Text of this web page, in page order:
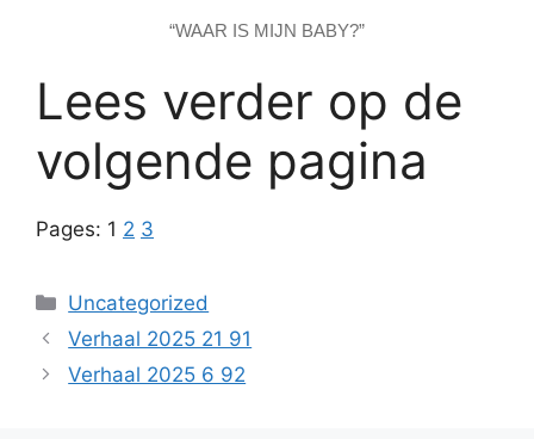
“WAAR IS MIJN BABY?”
Lees verder op de
volgende pagina
Pages: 1 2 3
Categories
Uncategorized
Verhaal 2025 21 91
Verhaal 2025 6 92